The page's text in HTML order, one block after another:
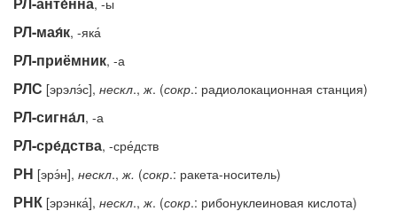
, -ы
РЛ-мая́к, -яка́
РЛ-приёмник, -а
РЛС [эрэлэ́с], нескл.,ж. (сокр.: радиолокационная станция)
РЛ-сигна́л, -а
РЛ-сре́дства, -сре́дств
РН [эрэ́н], нескл.,ж. (сокр.: ракета-носитель)
РНК [эрэнка́], нескл.,ж. (сокр.: рибонуклеиновая кислота)